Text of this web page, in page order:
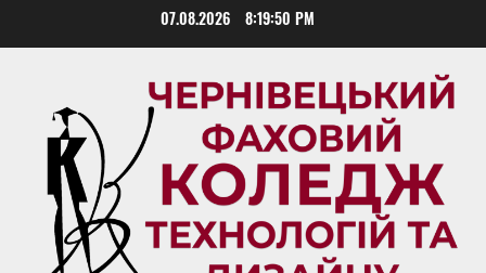
07.08.2026 8:19:51 PM